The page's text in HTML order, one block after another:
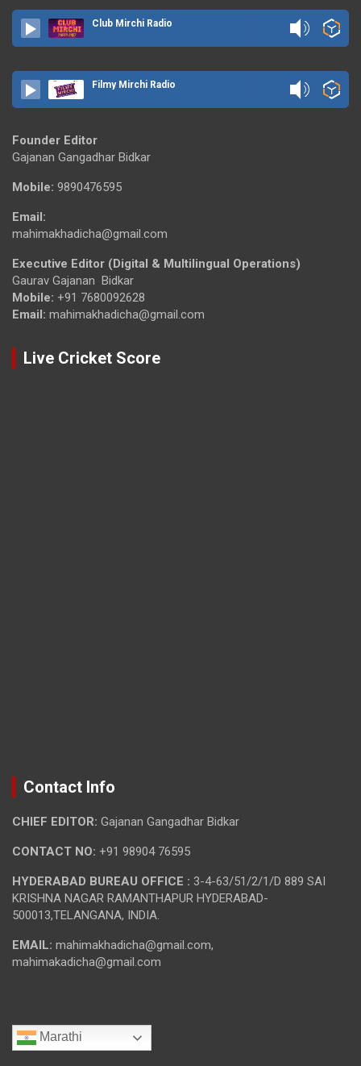
Club Mirchi Radio
Filmy Mirchi Radio
Founder Editor
Gajanan Gangadhar Bidkar
Mobile: 9890476595
Email:
mahimakhadicha@gmail.com
Executive Editor (Digital & Multilingual Operations)
Gaurav Gajanan Bidkar
Mobile: +91 7680092628
Email: mahimakhadicha@gmail.com
Live Cricket Score
Contact Info
CHIEF EDITOR: Gajanan Gangadhar Bidkar
CONTACT NO: +91 98904 76595
HYDERABAD BUREAU OFFICE : 3-4-63/51/2/1/D 889 SAI
KRISHNA NAGAR RAMANTHAPUR HYDERABAD-
500013,TELANGANA, INDIA.
EMAIL: mahimakhadicha@gmail.com,
mahimakadicha@gmail.com
Marathi